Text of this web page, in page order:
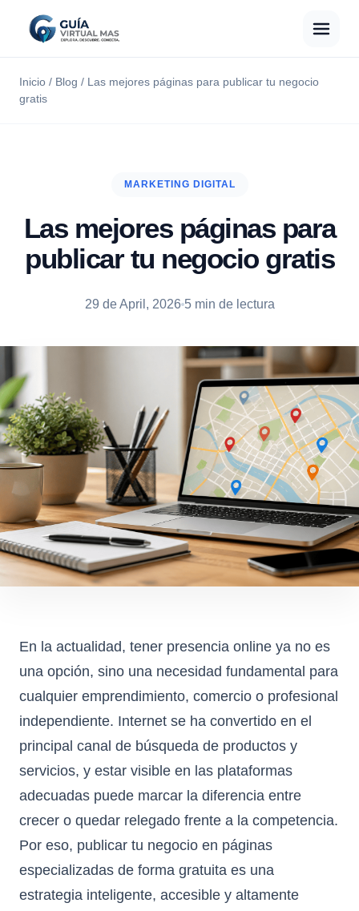
Inicio / Blog / Las mejores páginas para publicar tu negocio
gratis
MARKETING DIGITAL
Las mejores páginas para
publicar tu negocio gratis
29 de April, 2026 5 min de lectura
En la actualidad, tener presencia online ya no es
una opción, sino una necesidad fundamental para
cualquier emprendimiento, comercio o profesional
independiente. Internet se ha convertido en el
principal canal de búsqueda de productos y
servicios, y estar visible en las plataformas
adecuadas puede marcar la diferencia entre
crecer o quedar relegado frente a la competencia.
Por eso, publicar tu negocio en páginas
especializadas de forma gratuita es una
estrategia inteligente, accesible y altamente